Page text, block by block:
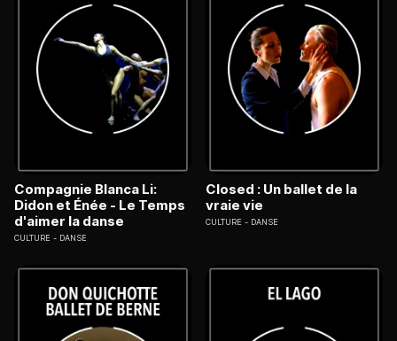
Compagnie Blanca Li:
Didon et Énée - Le Temps
d'aimer la danse
CULTURE DANSE
Closed : Un ballet de la
vraie vie
CULTURE DANSE